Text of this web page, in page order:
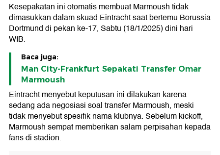
Kesepakatan ini otomatis membuat Marmoush tidak
dimasukkan dalam skuad Eintracht saat bertemu Borussia
Dortmund di pekan ke-17, Sabtu (18/1/2025) dini hari
WIB.
Baca juga:
Man City-Frankfurt Sepakati Transfer Omar
Marmoush
Eintracht menyebut keputusan ini dilakukan karena
sedang ada negosiasi soal transfer Marmoush, meski
tidak menyebut spesifik nama klubnya. Sebelum kickoff,
Marmoush sempat memberikan salam perpisahan kepada
fans di stadion.